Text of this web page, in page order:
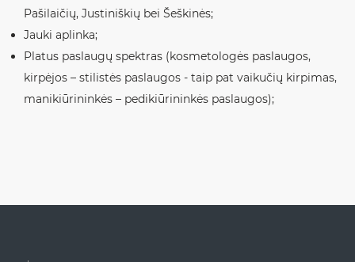
Pašilaičių, Justiniškių bei Šeškinės;
Jauki aplinka;
Platus paslaugų spektras (kosmetologės paslaugos,
kirpėjos – stilistės paslaugos - taip pat vaikučių kirpimas,
manikiūrininkės – pedikiūrininkės paslaugos);